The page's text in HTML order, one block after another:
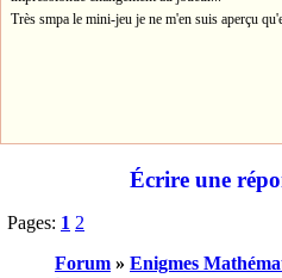
Très smpa le mini-jeu je ne m'en suis aperçu
Écrire une
Pages: 1 2
Forum » Enigmes